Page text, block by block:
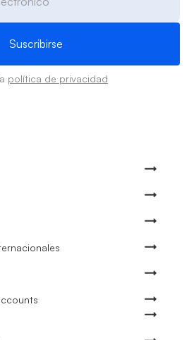
política de privacidad